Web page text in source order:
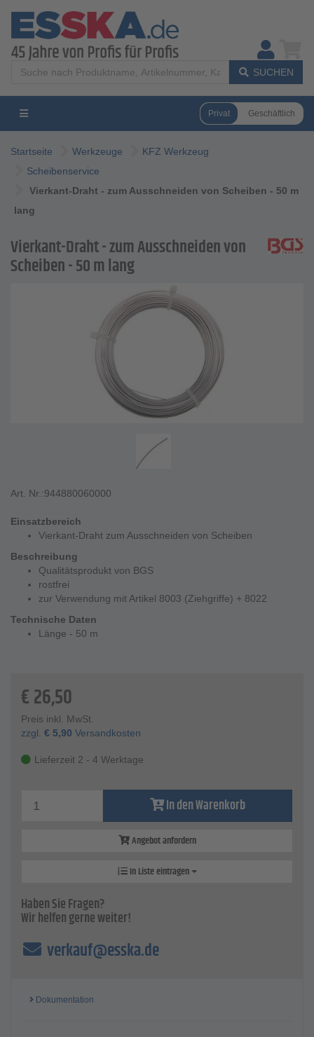
SUCHEN
Privat Geschäftlich
Startseite Werkzeuge
KFZ Werkzeug
Scheibenservice
Vierkant-Draht - zum Ausschneiden von Scheiben - 50 m
lang
Vierkant-Draht - zum Ausschneiden von
Scheiben - 50 m lang
Art. Nr.:944880060000
Einsatzbereich
Vierkant-Draht zum Ausschneiden von Scheiben
Beschreibung
Qualitätsprodukt von BGS
rostfrei
zur Verwendung mit Artikel 8003 (Ziehgriffe) + 8022
Technische Daten
Länge - 50 m
€26,50
Preis inkl. MwSt.
zzgl. € 5,90 Versandkosten
Lieferzeit 2 - 4 Werktage
In den Warenkorb
Angebot anfordern
In Liste eintragen
Haben Sie Fragen?
Wir helfen gerne weiter!
verkauf@esska.de
Dokumentation